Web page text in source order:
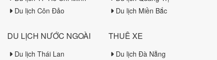
Du lịch Côn Đảo
Du lịch Miền Bắc
DU LỊCH NƯỚC NGOÀI
Du lịch Thái Lan
THUÊ XE
Du lịch Đà Nẵng